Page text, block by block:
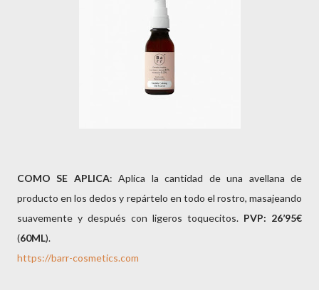
COMO SE APLICA: Aplica la cantidad de una avellana de
producto en los dedos y repártelo en todo el rostro, masajeando
suavemente y después con ligeros toquecitos. PVP: 26’95€
(60ML).
https://barr-cosmetics.com